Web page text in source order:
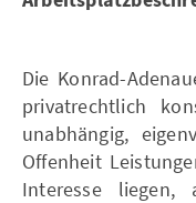
Die Konrad-
privatrechtlich
unabhängig,
Offenheit
Interesse